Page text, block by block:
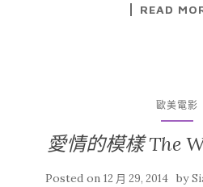
READ
歐美電影
愛情的模樣 The
Posted on 12 月 29, 2014 by